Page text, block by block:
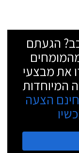
הגעתם
את מבצעי
המיוחדות
הצעה